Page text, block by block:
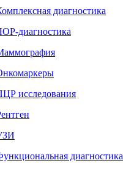
диагностика
диагностика
исследования
диагностика